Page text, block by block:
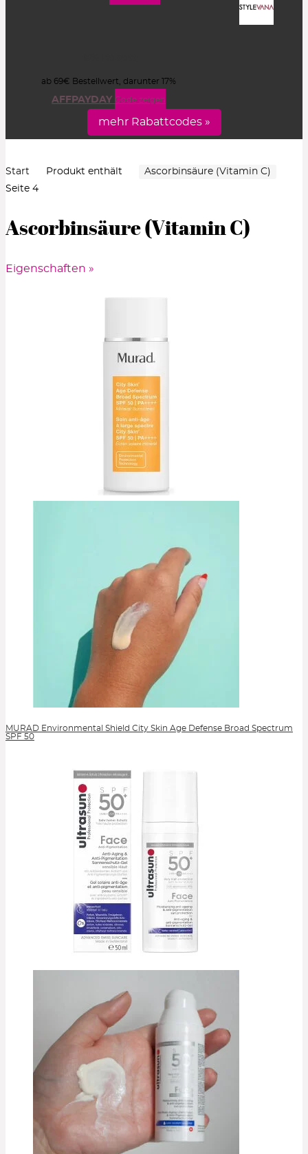
ab 69€ Bestellwert, darunter 17%
AFFPAYDAY Code zeigen
mehr Rabattcodes »
Start Produkt enthält
Ascorbinsäure (Vitamin C)
Seite 4
Ascorbinsäure (Vitamin C)
Eigenschaften »
MURAD Environmental Shield City Skin Age Defense Broad Spectrum
SPF 50